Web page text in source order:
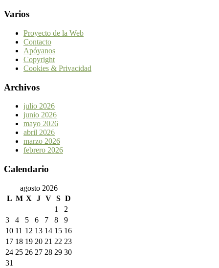
Varios
Proyecto de la Web
Contacto
Apóyanos
Copyright
Cookies & Privacidad
Archivos
julio 2026
junio 2026
mayo 2026
abril 2026
marzo 2026
febrero 2026
Calendario
agosto 2026
L M X J V S D
1
2
3
4 5 6 7 8
9
10 11 12 13 14 15 16
17 18 19 20 21 22 23
24 25 26 27 28 29 30
31